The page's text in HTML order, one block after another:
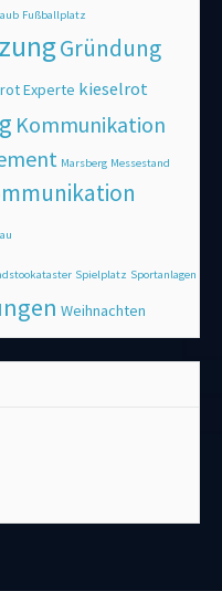
Fußballplatz
Gründung
Experte kieselrot
Kommunikation
Marsberg Messestand
Spielplatz Sportanlagen
Weihnachten